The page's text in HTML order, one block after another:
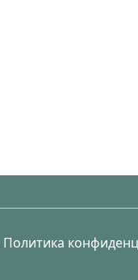
Политика